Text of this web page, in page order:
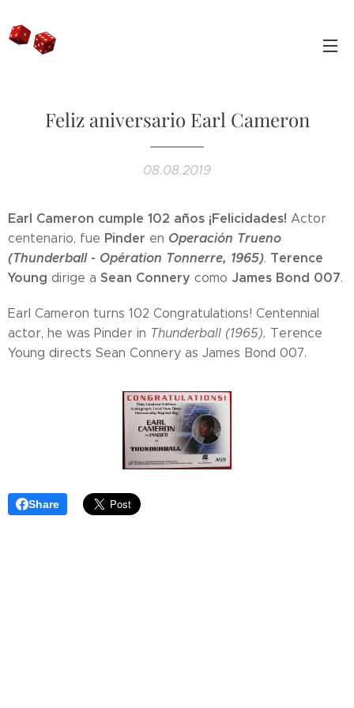
Feliz aniversario Earl Cameron
08.08.2019
Earl Cameron cumple 102 años ¡Felicidades! Actor
centenario, fue Pinder en Operación Trueno
(Thunderball - Opération Tonnerre, 1965). Terence
Young dirige a Sean Connery como James Bond 007.
Earl Cameron turns 102 Congratulations! Centennial
actor, he was Pinder in Thunderball (1965). Terence
Young directs Sean Connery as James Bond 007.
Share